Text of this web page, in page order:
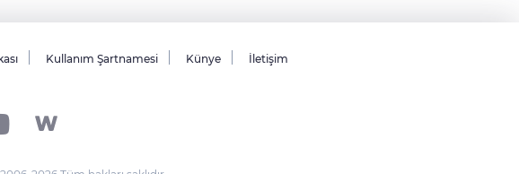
Kullanım Şartnamesi Künye İletişim